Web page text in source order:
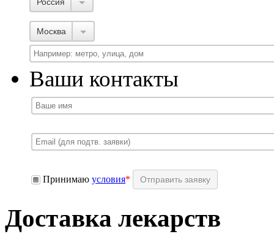
Москва
Ваши контакты
Принимаю условия*
Доставка лекарств